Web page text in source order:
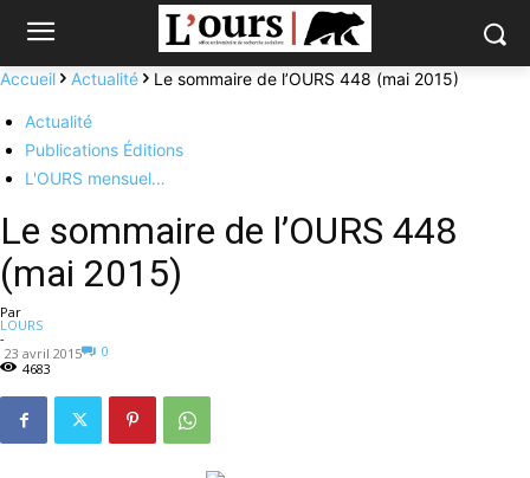
Accueil Actualité Le sommaire de l’OURS 448 (mai 2015)
Actualité
Publications Éditions
L'OURS mensuel…
Le sommaire de l’OURS 448
(mai 2015)
Par
LOURS
-
23 avril 2015
0
4683